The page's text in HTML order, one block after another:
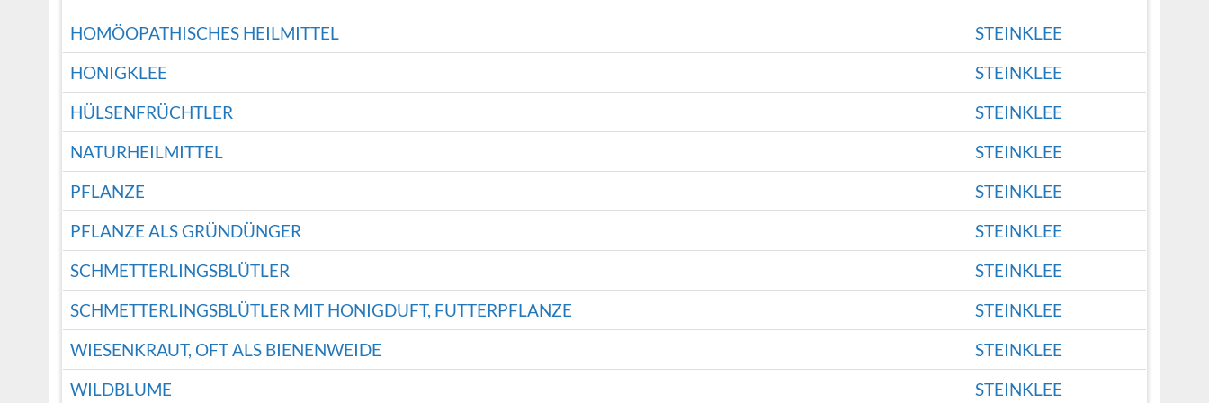
HOMÖOPATHISCHES HEILMITTEL
STEINKLEE
HONIGKLEE
STEINKLEE
HÜLSENFRÜCHTLER
STEINKLEE
NATURHEILMITTEL
STEINKLEE
PFLANZE
STEINKLEE
PFLANZE ALS GRÜNDÜNGER
STEINKLEE
SCHMETTERLINGSBLÜTLER
STEINKLEE
SCHMETTERLINGSBLÜTLER MIT HONIGDUFT, FUTTERPFLANZE
STEINKLEE
WIESENKRAUT, OFT ALS BIENENWEIDE
STEINKLEE
WILDBLUME
STEINKLEE